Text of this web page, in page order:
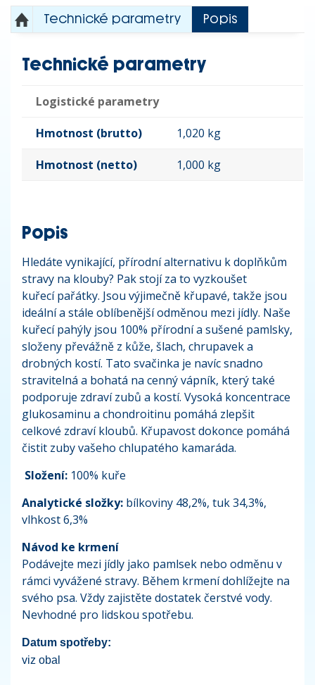
Technické parametry Popis
Technické parametry
Logistické parametry
Hmotnost (brutto) 1,020 kg
Hmotnost (netto) 1,000 kg
Popis
Hledáte vynikající, přírodní alternativu k doplňkům
stravy na klouby? Pak stojí za to vyzkoušet
kuřecí pařátky. Jsou výjimečně křupavé, takže jsou
ideální a stále oblíbenější odměnou mezi jídly. Naše
kuřecí pahýly jsou 100% přírodní a sušené pamlsky,
složeny převážně z kůže, šlach, chrupavek a
drobných kostí. Tato svačinka je navíc snadno
stravitelná a bohatá na cenný vápník, který také
podporuje zdraví zubů a kostí. Vysoká koncentrace
glukosaminu a chondroitinu pomáhá zlepšit
celkové zdraví kloubů. Křupavost dokonce pomáhá
čistit zuby vašeho chlupatého kamaráda.
Složení: 100% kuře
Analytické složky: bílkoviny 48,2%, tuk 34,3%,
vlhkost 6,3%
Návod ke krmení
Podávejte mezi jídly jako pamlsek nebo odměnu v
rámci vyvážené stravy. Během krmení dohlížejte na
svého psa. Vždy zajistěte dostatek čerstvé vody.
Nevhodné pro lidskou spotřebu.
Datum spotřeby:
viz obal